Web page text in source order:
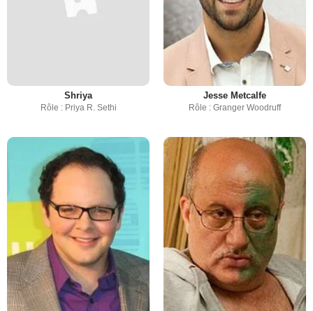
Shriya
Rôle : Priya R. Sethi
Jesse Metcalfe
Rôle : Granger Woodruff